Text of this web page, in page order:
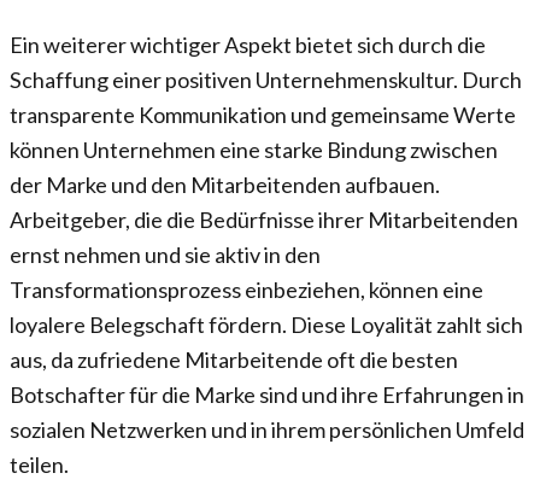
Ein weiterer wichtiger Aspekt bietet sich durch die
Schaffung einer positiven Unternehmenskultur. Durch
transparente Kommunikation und gemeinsame Werte
können Unternehmen eine starke Bindung zwischen
der Marke und den Mitarbeitenden aufbauen.
Arbeitgeber, die die Bedürfnisse ihrer Mitarbeitenden
ernst nehmen und sie aktiv in den
Transformationsprozess einbeziehen, können eine
loyalere Belegschaft fördern. Diese Loyalität zahlt sich
aus, da zufriedene Mitarbeitende oft die besten
Botschafter für die Marke sind und ihre Erfahrungen in
sozialen Netzwerken und in ihrem persönlichen Umfeld
teilen.